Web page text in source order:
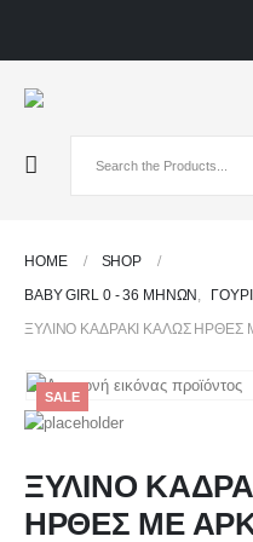
HOME
SHOP
BABY GIRL 0 - 36 ΜΗΝΏΝ ,
ΞΥΛΙΝΟ ΚΑΔΡΑΚΙ ΚΑΛΩΣ ΗΡΘΕΣ
SALE
ΞΥΛΙΝΟ
ΗΡΘΕΣ ΜΕ